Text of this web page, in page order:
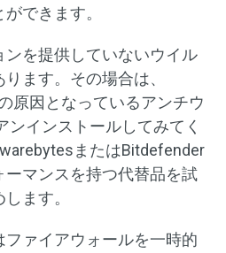
できます。
ンを提供していないウイル
ます。その場合は、
原因となっているアンチウ
ンインストールしてみてく
またはBitdefender
マンスを持つ代替品を試
ます。
ァイアウォールを一時的